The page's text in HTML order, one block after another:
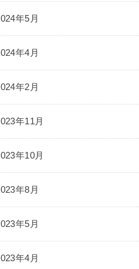
年5月
年4月
年2月
年11月
年10月
年8月
年5月
年4月